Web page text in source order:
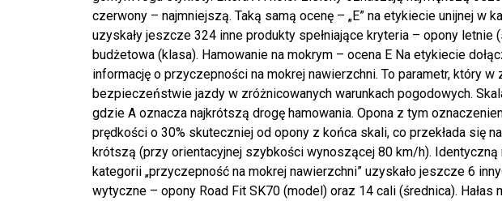
czerwony – najmniejszą. Taką samą ocenę – „E” na etykiecie unijnej w
uzyskały jeszcze 324 inne produkty spełniające kryteria – opony letnie
budżetowa (klasa). Hamowanie na mokrym – ocena E Na etykiecie
informację o przyczepności na mokrej nawierzchni. To parametr, który
bezpieczeństwie jazdy w zróżnicowanych warunkach pogodowych.
gdzie A oznacza najkrótszą drogę hamowania. Opona z tym
prędkości o 30% skuteczniej od opony z końca skali, co przekłada się
krótszą (przy orientacyjnej szybkości wynoszącej 80 km/h). Identyczną
kategorii „przyczepność na mokrej nawierzchni” uzyskało jeszcze 6
wytyczne – opony Road Fit SK70 (model) oraz 14 cali (średnica). Hałas